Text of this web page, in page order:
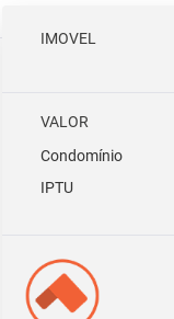
IMOVEL
VALOR
Condomínio
IPTU